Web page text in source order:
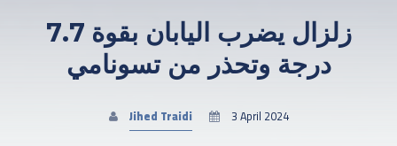
Search in the website:
زلزال يضرب اليابان بقوة 7.7
درجة وتحذر من تسونامي
Jihed Traidi 3 April 2024